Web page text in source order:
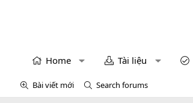
Home Tài liệu
Bài viết mới Search forums